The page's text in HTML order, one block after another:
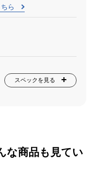
ら
スペックを見る
な商品も見てい